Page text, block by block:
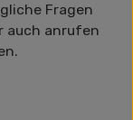
Fragen
auch anrufen